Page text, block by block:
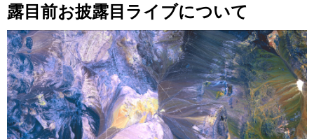
露目前お披露目ライブについて